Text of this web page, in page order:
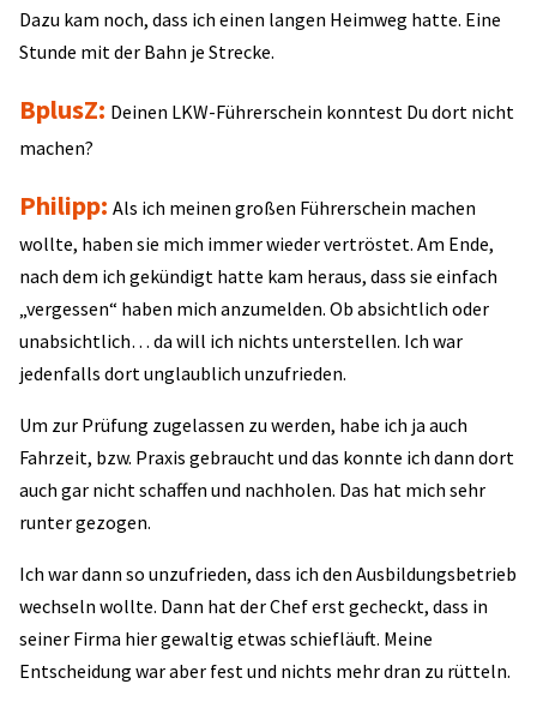
Dazu kam noch, dass ich einen langen Heimweg hatte. Eine
Stunde mit der Bahn je Strecke.
BplusZ: Deinen LKW-Führerschein konntest Du dort nicht
machen?
Philipp: Als ich meinen großen Führerschein machen
wollte, haben sie mich immer wieder vertröstet. Am Ende,
nach dem ich gekündigt hatte kam heraus, dass sie einfach
„vergessen“ haben mich anzumelden. Ob absichtlich oder
unabsichtlich… da will ich nichts unterstellen. Ich war
jedenfalls dort unglaublich unzufrieden.
Um zur Prüfung zugelassen zu werden, habe ich ja auch
Fahrzeit, bzw. Praxis gebraucht und das konnte ich dann dort
auch gar nicht schaffen und nachholen. Das hat mich sehr
runter gezogen.
Ich war dann so unzufrieden, dass ich den Ausbildungsbetrieb
wechseln wollte. Dann hat der Chef erst gecheckt, dass in
seiner Firma hier gewaltig etwas schiefläuft. Meine
Entscheidung war aber fest und nichts mehr dran zu rütteln.